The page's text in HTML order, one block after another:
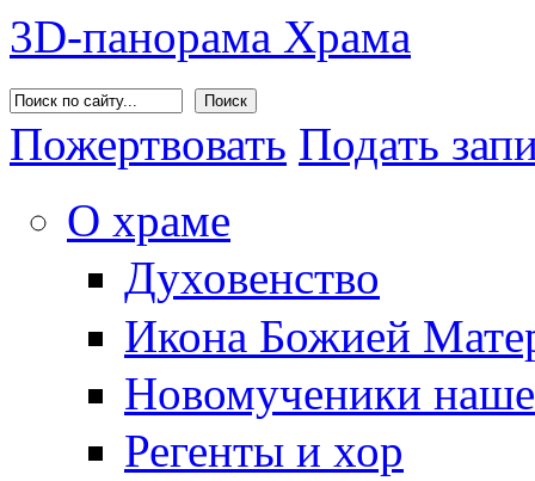
3D-панорама Храма
Пожертвовать Подать
О храме
Духовенство
Икона Божией
Новомученики
Регенты и хор